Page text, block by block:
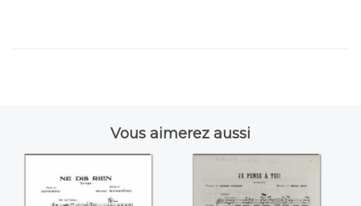
Vous aimerez aussi